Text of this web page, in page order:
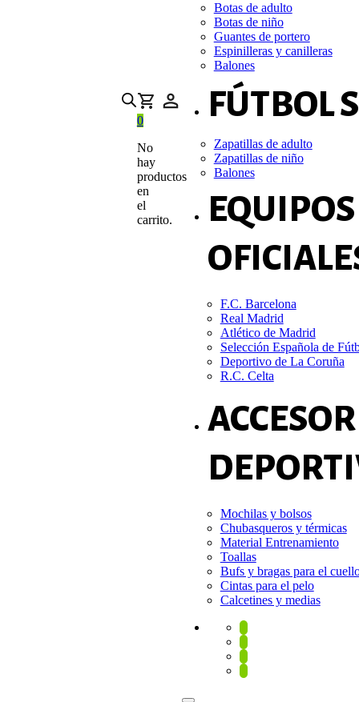
0
No
hay
productos
en
el
carrito.
Botas de adulto
Botas de niño
Guantes de portero
Espinilleras y canilleras
Balones
FÚTBOL
Zapatillas de adulto
Zapatillas de niño
Balones
EQUIPOS
F.C. Barcelona
Real Madrid
Atlético de Madrid
Selección Española de
Deportivo de La Coruña
R.C. Celta
Mochilas y bolsos
Chubasqueros y térmicas
Material Entrenamiento
Toallas
Bufs y bragas para el
Cintas para el pelo
Calcetines y medias